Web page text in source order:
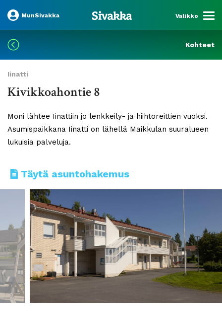
MunSivakka Valikko
Kohteet
Iinatti
Kivikkoahontie 8
Moni lähtee Iinattiin jo lenkkeily- ja hiihtoreittien vuoksi.
Asumispaikkana Iinatti on lähellä Maikkulan suuralueen
lukuisia palveluja.
Täytä asuntohakemus